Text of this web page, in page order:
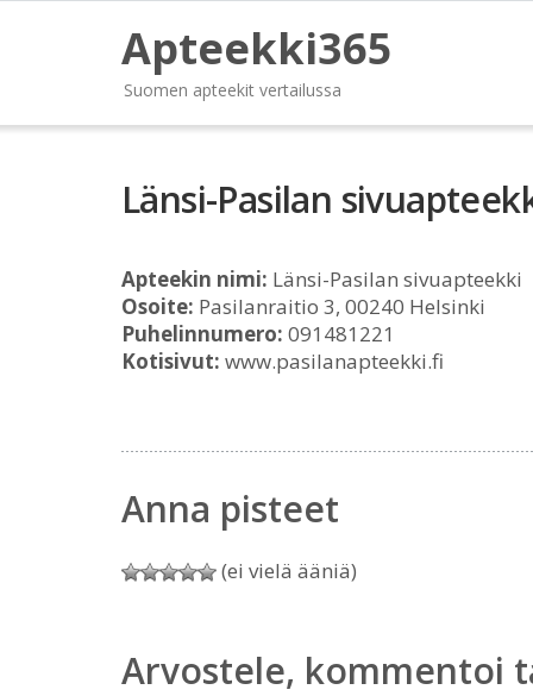
Apteekki365
Suomen apteekit vertailussa
Länsi-Pasilan
Apteekin nimi: Länsi-Pasilan sivuapteekki
Osoite: Pasilanraitio 3, 00240 Helsinki
Puhelinnumero: 091481221
Kotisivut: www.pasilanapteekki.fi
Anna pisteet
(ei vielä ääniä)
Arvostele, kommentoi